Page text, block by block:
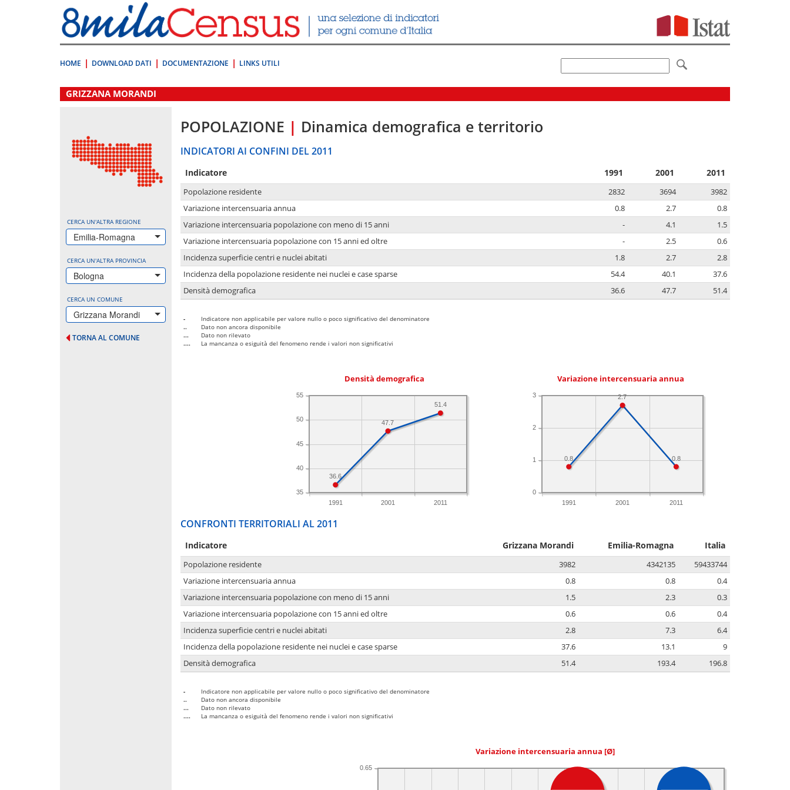
direttamente
a:
Contenuto
HOME DOWNLOAD DATI DOCUMENTAZIONE LINKS UTILI
.
GRIZZANA MORANDI
CERCA UN'ALTRA REGIONE
Emilia-Romagna
CERCA UN'ALTRA PROVINCIA
Bologna
CERCA UN COMUNE
Grizzana Morandi
TORNA AL COMUNE
POPOLAZIONE | Dinamica demografica e territorio
INDICATORI AI CONFINI DEL 2011
Indicatore 1991 2001 2011
Popolazione residente 2832 3694
3982
Variazione intercensuaria annua
0.8 2.7
0.8
Variazione intercensuaria popolazione con meno di 15 anni
- 4.1
1.5
Variazione intercensuaria popolazione con 15 anni ed oltre
- 2.5
0.6
Incidenza superficie centri e nuclei abitati
1.8 2.7
2.8
Incidenza della popolazione residente nei nuclei e case sparse
54.4 40.1
37.6
Densità demografica
36.6 47.7 51.4
-
Indicatore non applicabile per valore nullo o poco significativo del denominatore
..
Dato non ancora disponibile
...
Dato non rilevato
....
La mancanza o esiguità del fenomeno rende i valori non significativi
Densità demografica
1991 2001 2011
35
40
45
50
55
51.4
47.7
36.6
Variazione intercensuaria annua
1991 2001 2011
0
1
2
3
0.8
2.7
0.8
CONFRONTI TERRITORIALI AL 2011
Indicatore Grizzana Morandi Emilia-Romagna Italia
Popolazione residente 3982 4342135
59433744
Variazione intercensuaria annua
0.8 0.8
0.4
Variazione intercensuaria popolazione con meno di 15 anni
1.5 2.3
0.3
Variazione intercensuaria popolazione con 15 anni ed oltre
0.6 0.6
0.4
Incidenza superficie centri e nuclei abitati
2.8 7.3
6.4
Incidenza della popolazione residente nei nuclei e case sparse
37.6 13.1
9
Densità demografica
51.4 193.4 196.8
-
Indicatore non applicabile per valore nullo o poco significativo del denominatore
..
Dato non ancora disponibile
...
Dato non rilevato
....
La mancanza o esiguità del fenomeno rende i valori non significativi
Variazione intercensuaria annua [Ø]
0.65